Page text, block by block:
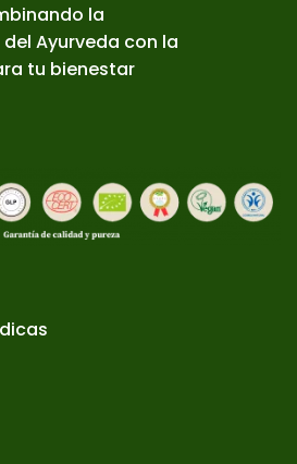
la
Ayurveda con la
tu bienestar